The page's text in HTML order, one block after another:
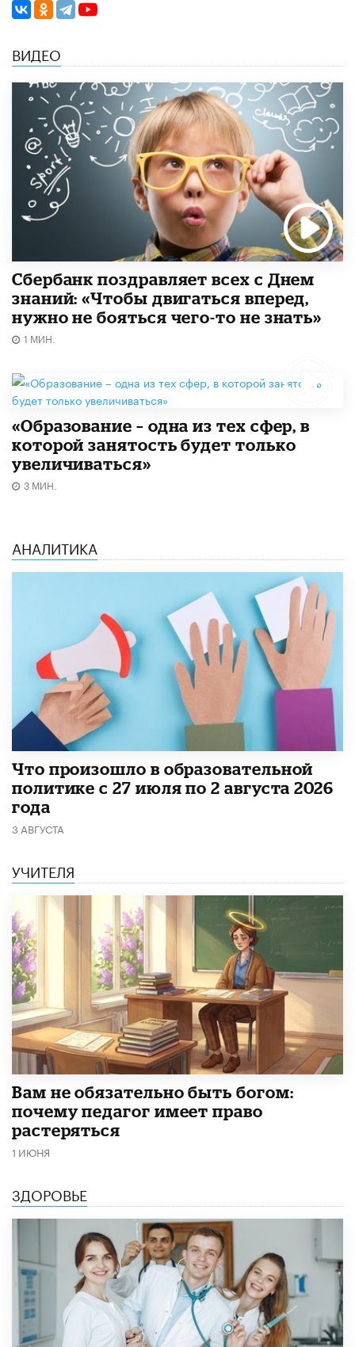
ВИДЕО
Сбербанк поздравляет всех с Днем
знаний: «Чтобы двигаться вперед,
нужно не бояться чего-то не знать»
1 МИН.
«Образование – одна из тех сфер, в
которой занятость будет только
увеличиваться»
3 МИН.
АНАЛИТИКА
​Что произошло в образовательной
политике с 27 июля по 2 августа 2026
года
3 АВГУСТА
УЧИТЕЛЯ
​Вам не обязательно быть богом:
почему педагог имеет право
растеряться
1 ИЮНЯ
ЗДОРОВЬЕ